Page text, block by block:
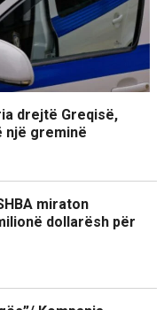
drejtë Greqisë,
një greminë
miraton
dollarësh për